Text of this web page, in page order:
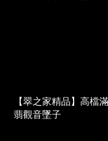
【翠之家精品】高檔
翡觀音墜子